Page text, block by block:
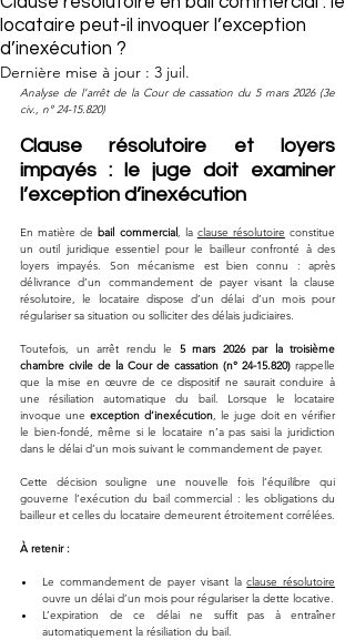
locataire peut-il invoquer l’exception
d’inexécution ?
Dernière mise à jour : 3 juil.
Analyse de l’arrêt de la Cour de cassation du 5 mars 2026 (3e
civ., n° 24-15.820)
Clause résolutoire et loyers
impayés : le juge doit examiner
l’exception d’inexécution
En matière de bail commercial, la clause résolutoire constitue
un outil juridique essentiel pour le bailleur confronté à des
loyers impayés. Son mécanisme est bien connu : après
délivrance d’un commandement de payer visant la clause
résolutoire, le locataire dispose d’un délai d’un mois pour
régulariser sa situation ou solliciter des délais judiciaires.
Toutefois, un arrêt rendu le 5 mars 2026 par la troisième
chambre civile de la Cour de cassation (n° 24-15.820) rappelle
que la mise en œuvre de ce dispositif ne saurait conduire à
une résiliation automatique du bail. Lorsque le locataire
invoque une exception d’inexécution, le juge doit en vérifier
le bien-fondé, même si le locataire n’a pas saisi la juridiction
dans le délai d’un mois suivant le commandement de payer.
Cette décision souligne une nouvelle fois l’équilibre qui
gouverne l’exécution du bail commercial : les obligations du
bailleur et celles du locataire demeurent étroitement corrélées.
À retenir :
Le commandement de payer visant la clause résolutoire
ouvre un délai d’un mois pour régulariser la dette locative.
L’expiration de ce délai ne suffit pas à entraîner
automatiquement la résiliation du bail.